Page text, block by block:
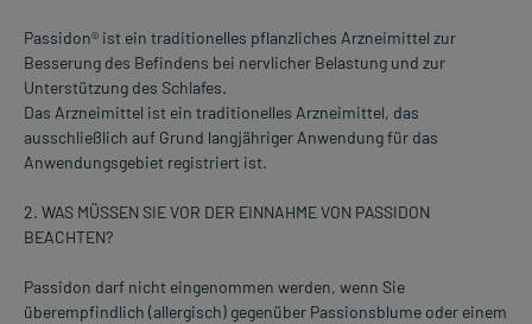
Passidon® ist ein traditionelles pflanzliches Arzneimittel zur
Besserung des Befindens bei nervlicher Belastung und zur
Unterstützung des Schlafes.
Das Arzneimittel ist ein traditionelles Arzneimittel, das
ausschließlich auf Grund langjähriger Anwendung für das
Anwendungsgebiet registriert ist.
2. WAS MÜSSEN SIE VOR DER EINNAHME VON PASSIDON
BEACHTEN?
Passidon darf nicht eingenommen werden, wenn Sie
überempfindlich (allergisch) gegenüber Passionsblume oder einem